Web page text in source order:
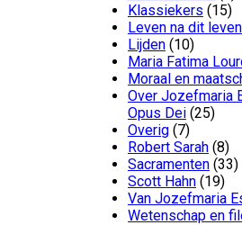
Klassiekers (15)
Leven na dit leven
Lijden (10)
Maria Fatima
Moraal en
Over Jozefmaria
Opus Dei (25)
Overig (7)
Robert Sarah (8)
Sacramenten (33)
Scott Hahn (19)
Van Jozefmaria
Wetenschap en